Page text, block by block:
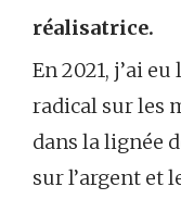
réalisatrice.
En 2021, j’ai
radical sur les
dans la lignée
sur l’argent et